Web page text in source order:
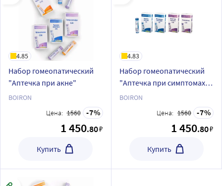
4.85
Набор гомеопатический
"Аптечка при акне"
BOIRON
Цена: 1560 7
1 450.80₽
Купить
4.83
Набор гомеопатический
"Аптечка при симптомах
ОРИ"
BOIRON
Цена: 1560 7
1 450.80₽
Купить